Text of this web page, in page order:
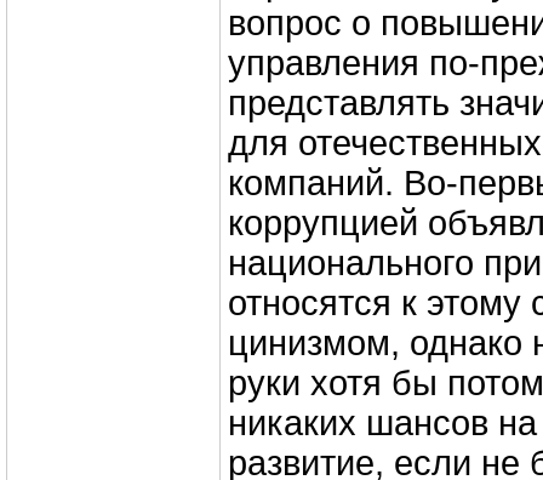
вопрос о
управления по-
представлять
для
компаний. Во-
коррупцией
национального
относятся к этому
цинизмом, однако
руки хотя бы
никаких шансов
развитие, если не